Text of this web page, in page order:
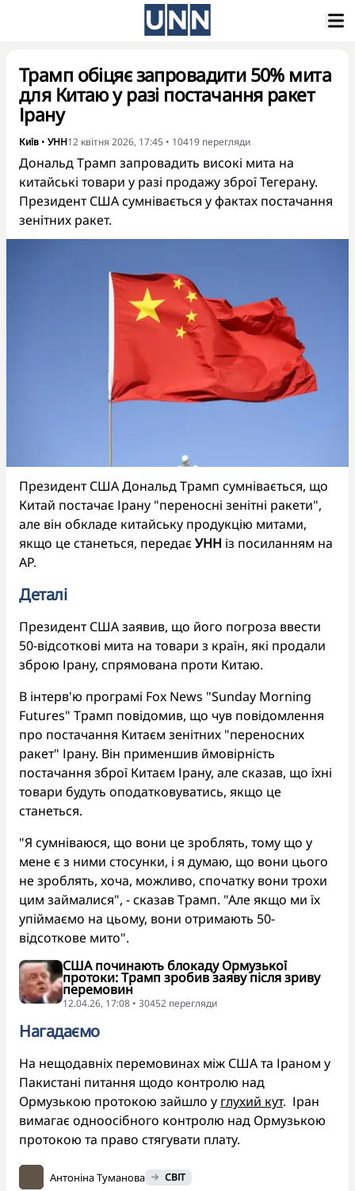
Трамп обіцяє запровадити 50% мита
для Китаю у разі постачання ракет
Ірану
Київ • УНН12 квітня 2026, 17:45 • 10419 перегляди
Дональд Трамп запровадить високі мита на
китайські товари у разі продажу зброї Тегерану.
Президент США сумнівається у фактах постачання
зенітних ракет.
Президент США Дональд Трамп сумнівається, що
Китай постачає Ірану "переносні зенітні ракети",
але він обкладе китайську продукцію митами,
якщо це станеться, передає УНН із посиланням на
AP.
Деталі
Президент США заявив, що його погроза ввести
50-відсоткові мита на товари з країн, які продали
зброю Ірану, спрямована проти Китаю.
В інтерв'ю програмі Fox News "Sunday Morning
Futures" Трамп повідомив, що чув повідомлення
про постачання Китаєм зенітних "переносних
ракет" Ірану. Він применшив ймовірність
постачання зброї Китаєм Ірану, але сказав, що їхні
товари будуть оподатковуватись, якщо це
станеться.
"Я сумніваюся, що вони це зроблять, тому що у
мене є з ними стосунки, і я думаю, що вони цього
не зроблять, хоча, можливо, спочатку вони трохи
цим займалися", - сказав Трамп. "Але якщо ми їх
упіймаємо на цьому, вони отримають 50-
відсоткове мито".
США починають блокаду Ормузької
протоки: Трамп зробив заяву після зриву
перемовин
12.04.26, 17:08 • 30452 перегляди
Нагадаємо
На нещодавніх перемовинах між США та Іраном у
Пакистані питання щодо контролю над
Ормузькою протокою зайшло у глухий кут. Іран
вимагає одноосібного контролю над Ормузькою
протокою та право стягувати плату.
Антоніна Туманова СВІТ